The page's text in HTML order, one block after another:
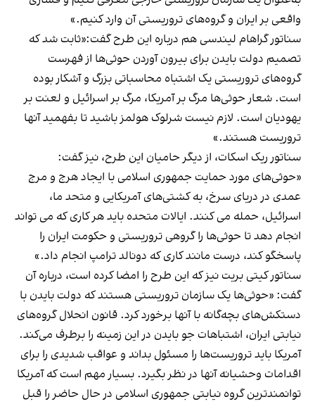
واقعی بر ایران و گروه‌های تروریستی آن وارد کنیم.»
سناتور گراهام لیندسی هم درباره این طرح گفت:«ثابت شد که
تصمیم دولت بایدن برای بیرون آوردن حوثی‌ها از فهرست
گروه‌های تروریستی یک اشتباه محاسباتی بزرگ و آشکار بوده
است. شعار حوثی‌ها مرگ بر آمریکا، مرگ بر اسرائیل و لعنت بر
یهودیان است. لازم نیست شرلوک هولمز باشید تا بفهمید آنها
تروریست هستند.»
سناتور ریک اسکات، از دیگر حامیان این طرح، نیز گفت:
«حوثی‌های مورد حمایت جمهوری اسلامی با ایجاد هرج و مرج
عمدی در دریای سرخ، به کشتی‌های آمریکایی و متحد ما،
اسرائیل، حمله می کنند. ایالات متحده باید هر کاری که می تواند
انجام دهد تا حوثی‌ها را گروهی تروریستی و حکومت ایران را
پاسخگو کند، درست مانند کاری که دونالد ترامپ انجام داد.»
سناتور کیتی بریت نیز که این طرح را امضا کرده است، درباره آن
گفت: «حوثی‌ها یک سازمان تروریستی هستند که دولت بایدن با
دستکش‌های بچه‌گانه با آنها برخورد کرد. قانون انحلال گروه‌های
نیابتی ایران، اشتباهات جو بایدن در این زمینه را برطرف می‌کند.
آمریکا باید تروریست‌ها را مسئول بداند و عواقب شدیدی را برای
اقدامات وحشیانه آنها در نظر بگیرد. بسیار مهم است که آمریکا
توانمندترین گروه نیابتی جمهوری اسلامی در حال حاضر را قبل